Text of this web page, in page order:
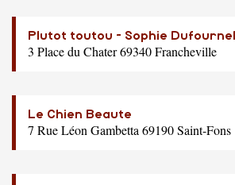
Plutot toutou - Sophie Dufournel
3 Place du Chater 69340 Francheville
Le Chien Beaute
7 Rue Léon Gambetta 69190 Saint-Fons